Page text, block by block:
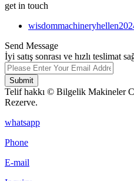
get in touch
Send Message
İyi satış sonrası ve hızlı teslimat
Submit
Telif hakkı © Bilgelik Makineler
Rezerve.
whatsapp
Phone
E-mail